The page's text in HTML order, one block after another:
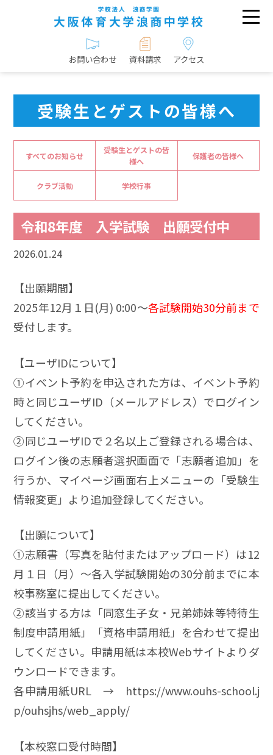
お問い合わせ 資料請求 アクセス
受験生とゲストの皆様へ
すべてのお知らせ
受験生とゲストの皆
様へ
保護者の皆様へ
クラブ活動 学校行事
令和8年度 入学試験 出願受付中
2026.01.24
【出願期間】
2025年12月１日(月) 0:00～各試験開始30分前まで
受付します。
【ユーザIDについて】
①イベント予約を申込された方は、イベント予約
時と同じユーザID（メールアドレス）でログイン
してください。
②同じユーザIDで２名以上ご登録される場合は、
ログイン後の志願者選択画面で「志願者追加」を
行うか、マイページ画面右上メニューの「受験生
情報変更」より追加登録してください。
【出願について】
①志願書（写真を貼付またはアップロード）は12
月１日（月）～各入学試験開始の30分前までに本
校事務室に提出してください。
➁該当する方は「同窓生子女・兄弟姉妹等特待生
制度申請用紙」「資格申請用紙」を合わせて提出
してください。申請用紙は本校Webサイトよりダ
ウンロードできます。
各申請用紙URL → https://www.ouhs-school.j
p/ouhsjhs/web_apply/
【本校窓口受付時間】